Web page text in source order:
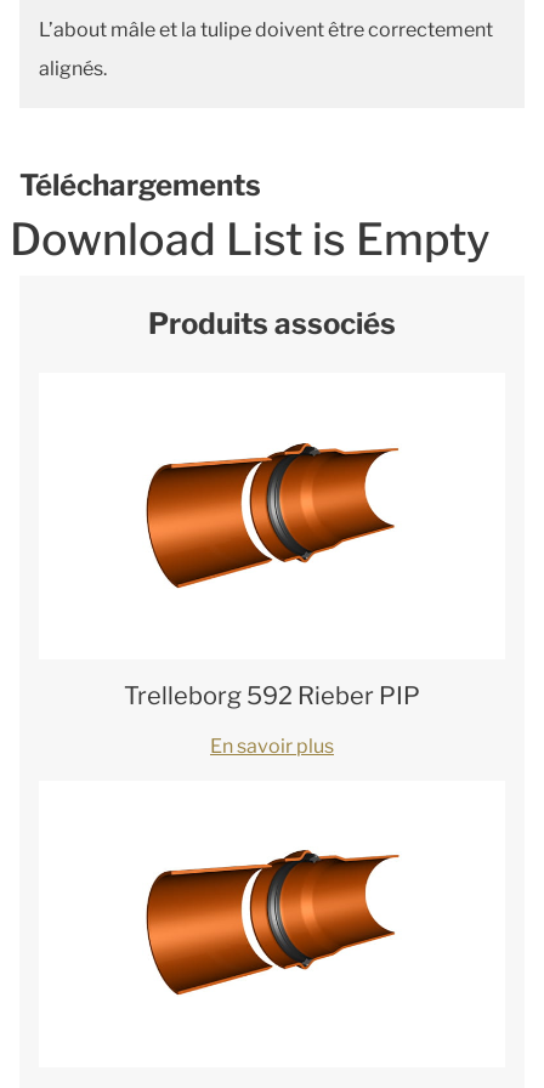
L’about mâle et la tulipe doivent être correctement
alignés.
Téléchargements
Download List is Empty
Produits associés
Trelleborg 592 Rieber PIP
En savoir plus